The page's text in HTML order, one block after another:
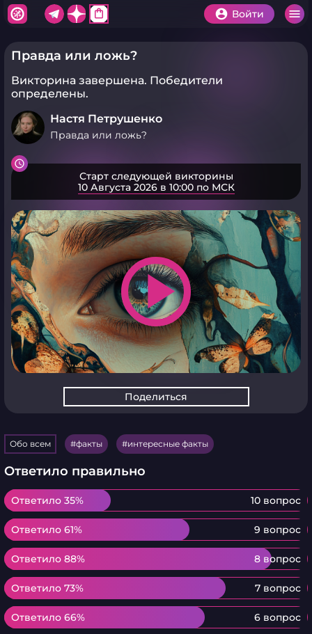
shopping_bag Войти
Правда или ложь?
Викторина завершена. Победители
определены.
Настя Петрушенко
Правда или ложь?
Старт следующей викторины
10 Августа 2026 в 10:00 по МСК
play_arrow
Поделиться
Обо всем факты интересные факты
Ответило правильно
Ответило 35% 10 вопрос
Ответило 35%
Ответило 61% 9 вопрос
Ответило 61%
Ответило 88% 8 вопрос
Ответило 88%
Ответило 73% 7 вопрос
Ответило 73%
Ответило 66% 6 вопрос
Ответило 66%